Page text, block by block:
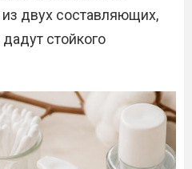
двух составляющих,
стойкого